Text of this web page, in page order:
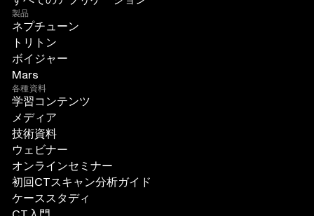
製品
ネプチューン
トリトン
ボイジャー
Mars
各種資料
学習コンテンツ
メディア
技術資料
ウェビナー
オンラインセミナー
初回CTスキャン分析ガイド
ケーススタディ